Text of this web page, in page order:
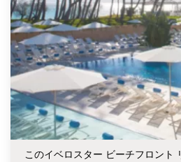
このイベロスター ビーチフロント